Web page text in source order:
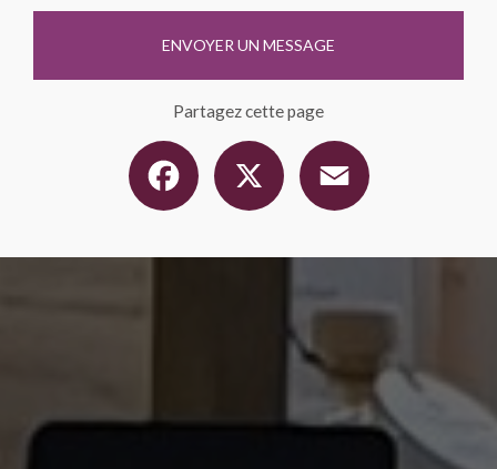
ENVOYER UN MESSAGE
Partagez cette page
Facebook